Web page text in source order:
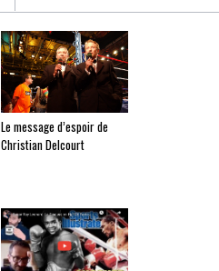
Le message d’espoir de
Christian Delcourt